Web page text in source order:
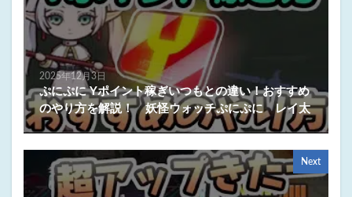
2025年12月3日
ぷにぷに Yポイント稼ぎいつもとの違い！おすすめ
のやり方を解説！ 妖怪ウォッチぷにぷに レイ太
Next